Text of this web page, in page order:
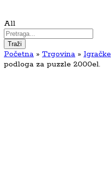
All
Traži
Početna » Trgovina » Igračke
podloga za puzzle 2000el.